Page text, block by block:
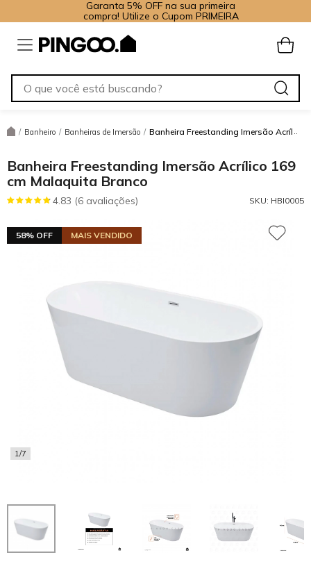
Garanta 5% OFF na sua primeira
compra! Utilize o Cupom PRIMEIRA
/ Banheiro / Banheiras de Imersão / Banheira Freestanding Imersão Acrílico
Banheira Freestanding Imersão Acrílico 169
cm Malaquita Branco
4.83 (6 avaliações) SKU: HBI0005
58% OFF MAIS VENDIDO
1/7